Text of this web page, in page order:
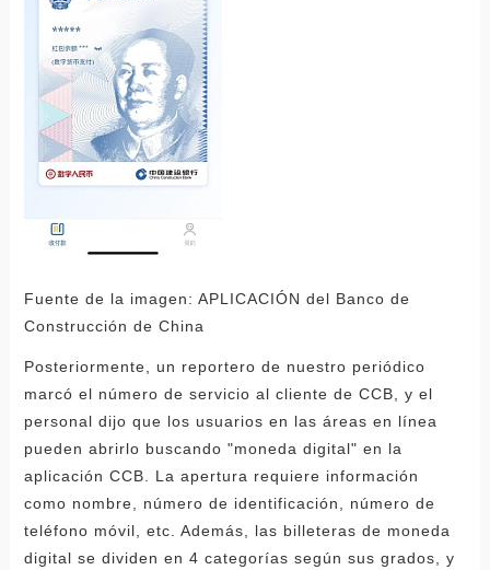
Fuente de la imagen: APLICACIÓN del Banco de
Construcción de China
Posteriormente, un reportero de nuestro periódico
marcó el número de servicio al cliente de CCB, y el
personal dijo que los usuarios en las áreas en línea
pueden abrirlo buscando "moneda digital" en la
aplicación CCB. La apertura requiere información
como nombre, número de identificación, número de
teléfono móvil, etc. Además, las billeteras de moneda
digital se dividen en 4 categorías según sus grados, y